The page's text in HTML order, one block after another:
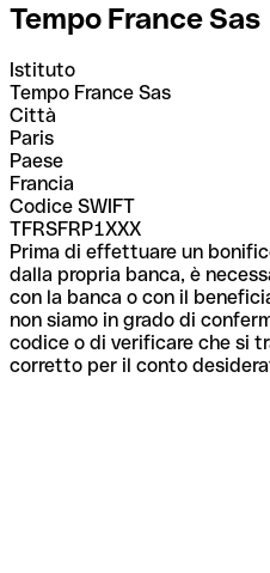
Tempo France Sas
Istituto
Tempo France Sas
Città
Paris
Paese
Francia
Codice SWIFT
TFRSFRP1XXX
Prima di effettuare un
dalla propria banca, è
con la banca o con il
non siamo in grado di
codice o di verificare che si
corretto per il conto